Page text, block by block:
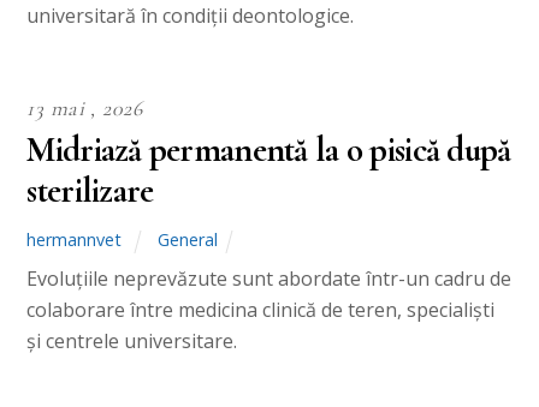
universitară în condiții deontologice.
13 mai , 2026
Midriază permanentă la o pisică după
sterilizare
hermannvet General
Evoluțiile neprevăzute sunt abordate într-un cadru de
colaborare între medicina clinică de teren, specialiști
și centrele universitare.